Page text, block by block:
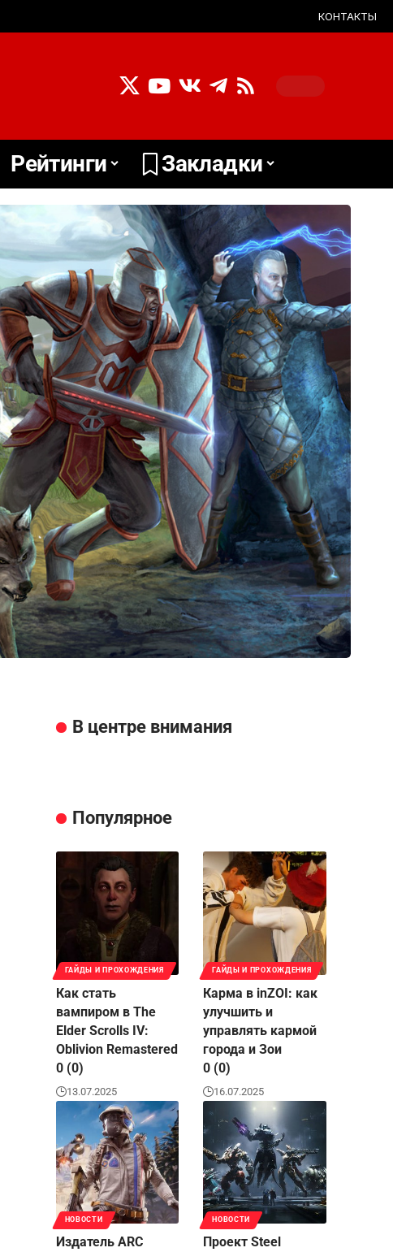
КОНТАКТЫ
Рейтинги Закладки
В центре внимания
Популярное
ГАЙДЫ И ПРОХОЖДЕНИЯ
Как стать
вампиром в The
Elder Scrolls IV:
Oblivion Remastered
0 (0)
13.07.2025
ГАЙДЫ И ПРОХОЖДЕНИЯ
Карма в inZOI: как
улучшить и
управлять кармой
города и Зои
0 (0)
16.07.2025
НОВОСТИ
Издатель ARC
НОВОСТИ
Проект Steel